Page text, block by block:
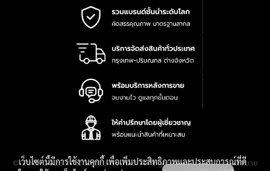
© 2016-2028 TPQTOOLS Co., Ltd. All Rights Reserved.|นโยบาย
เว็บไซต์นี้มีการใช้งานคุกกี้ เพื่อเพิ่มประสิทธิภาพและประสบการณ์ที่ดี